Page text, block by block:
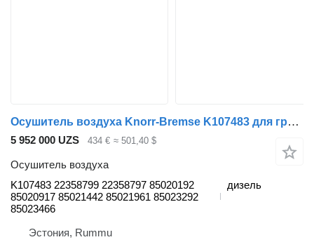
Осушитель воздуха Knorr-Bremse K107483 для грузовика Renault T (2013-)
5 952 000 UZS 434 € ≈ 501,40 $
Осушитель воздуха
K107483 22358799 22358797 85020192
85020917 85021442 85021961 85023292
85023466
дизель
Эстония, Rummu